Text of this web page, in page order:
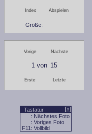
Index Abspielen
Größe:
Vorige Nächste
1 von 15
Erste Letzte
Tastatur X
: Nächstes Foto
: Voriges Foto
F11 : Vollbild